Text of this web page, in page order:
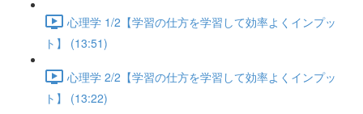
心理学 1/2【学習の仕方を学習して効率よくインプッ
ト】 (13:51)
心理学 2/2【学習の仕方を学習して効率よくインプッ
ト】 (13:22)